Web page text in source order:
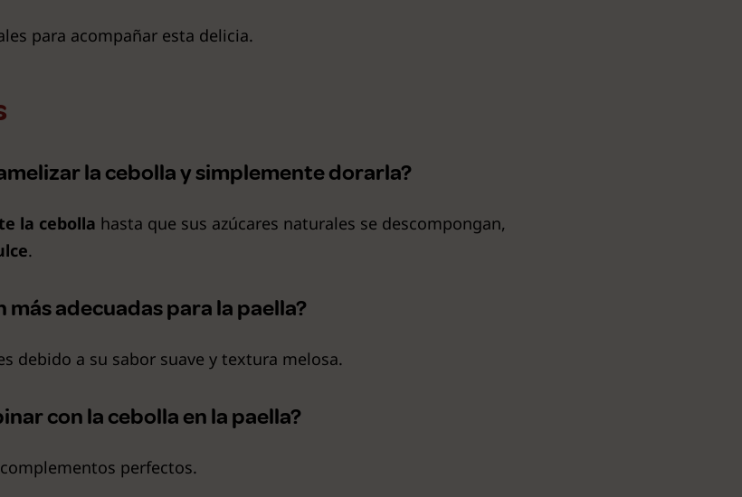
para acompañar esta delicia.
la cebolla y simplemente dorarla?
la cebolla hasta que sus azúcares naturales se descompongan,
.
adecuadas para la paella?
debido a su sabor suave y textura melosa.
con la cebolla en la paella?
perfectos.